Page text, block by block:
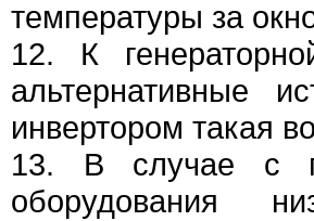
температуры за
12. К
альтернативные
инвертором такая
13. В случае с
оборудования